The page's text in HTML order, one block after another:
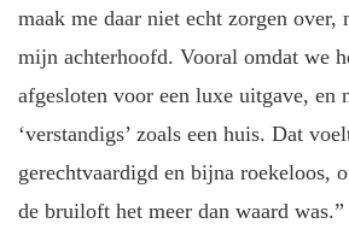
maak me daar niet echt zorgen over,
mijn achterhoofd. Vooral omdat we
afgesloten voor een luxe uitgave, en
‘verstandigs’ zoals een huis. Dat
gerechtvaardigd en bijna roekeloos,
de bruiloft het meer dan waard was.”